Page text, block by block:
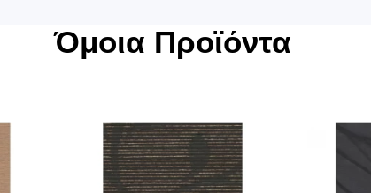
Όμοια Προϊόντα